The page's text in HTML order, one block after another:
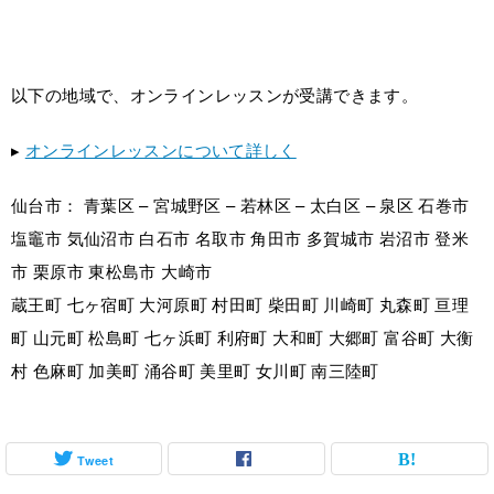
以下の地域で、オンラインレッスンが受講できます。
▸ オンラインレッスンについて詳しく
仙台市： 青葉区 – 宮城野区 – 若林区 – 太白区 – 泉区 石巻市
塩竈市 気仙沼市 白石市 名取市 角田市 多賀城市 岩沼市 登米
市 栗原市 東松島市 大崎市
蔵王町 七ヶ宿町 大河原町 村田町 柴田町 川崎町 丸森町 亘理
町 山元町 松島町 七ヶ浜町 利府町 大和町 大郷町 富谷町 大衡
村 色麻町 加美町 涌谷町 美里町 女川町 南三陸町
Tweet